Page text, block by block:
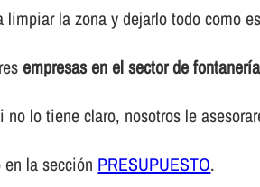
la zona y dejarlo todo como
empresas en el sector de
lo tiene claro, nosotros le
la sección PRESUPUESTO.